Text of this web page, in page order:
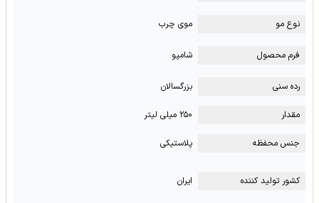
نوع مو موی چرب
فرم محصول شامپو
رده سنی بزرگسالان
مقدار ۲۵۰ میلی لیتر
جنس محفظه پلاستیکی
کشور تولید کننده ایران